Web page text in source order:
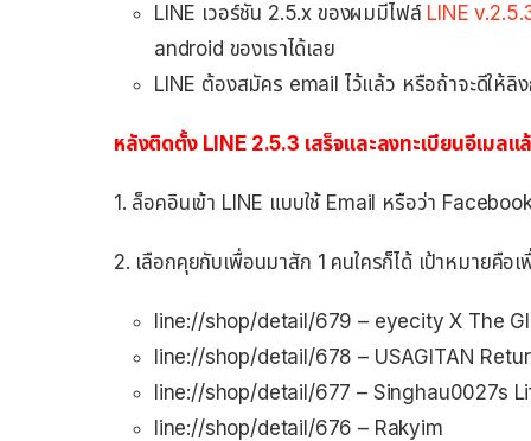
LINE เวอร์ชัน 2.5.x ของผมมีไฟล์ LINE
android ของเราได้เลย
LINE ต้องสมัคร email ไว้แล้ว หรือถ้าจะดีให้ลิ
หลังติดตั้ง LINE 2.5.3 เสร็จและลงทะเบียนอีเมลแ
1. ล็อคอินเข้า LINE แบบใช้ Email หรือว่า
2. เลือกคุยกับเพื่อนมาสัก 1 คนใครก็ได้ เป้าหมายคือ
line://shop/detail/679 – eyecity X The
line://shop/detail/678 – USAGITAN
line://shop/detail/677 – Singhau0027s
line://shop/detail/676 – Rakyim